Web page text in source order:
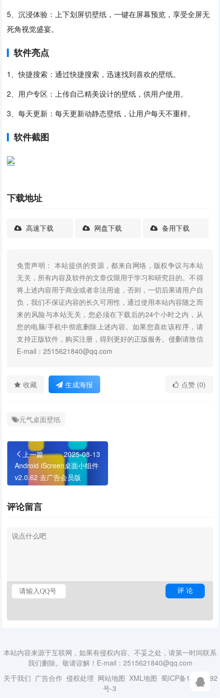
5、沉浸体验：上下划屏切壁纸，一键在屏幕预览，享受全屏无
死角视觉盛宴。
软件亮点
1、快捷搜索：通过快捷搜索，迅速找到喜欢的壁纸。
2、用户专区：上传自己精美设计的壁纸，供用户使用。
3、每天更新：每天更新动静态壁纸，让用户每天不重样。
软件截图
下载地址
高速下载 网盘下载 备用下载
免责声明： 本站提供的资源，都来自网络，版权争议与本站
无关，所有内容及软件的文章仅限用于学习和研究目的。不得
将上述内容用于商业或者非法用途，否则，一切后果请用户自
负，我们不保证内容的长久可用性，通过使用本站内容随之而
来的风险与本站无关，您必须在下载后的24个小时之内，从
您的电脑/手机中彻底删除上述内容。如果您喜欢该程序，请
支持正版软件，购买注册，得到更好的正版服务。侵删请致信
E-mail：2515621840@qq.com
收藏 生成海报 点赞 (0)
元气桌面壁纸
上一篇
2025-08-13
Android iScreen桌面小组件
v2.0.62 去广告会员版
评论留言
本站内容来源于互联网，如果有侵权内容、不妥之处，请第一时间联系
我们删除。敬请谅解！E-mail：2515621840@qq.com
关于我们 广告合作 侵权处理 网站地图 XML地图 蜀ICP备18014492
号-3